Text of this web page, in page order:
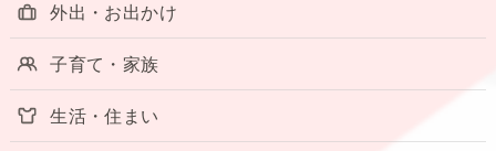
外出・お出かけ
子育て・家族
生活・住まい